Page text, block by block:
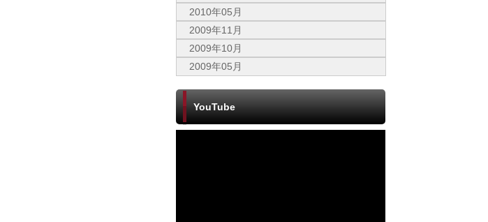
2010年05月
2009年11月
2009年10月
2009年05月
YouTube